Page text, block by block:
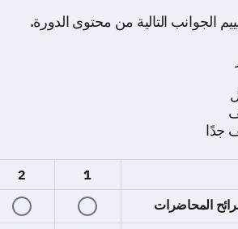
الجوانب التالية من محتوى الدورة.
1
2
المحاضرات